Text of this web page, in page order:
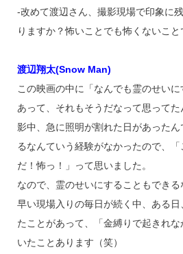
‐改めて渡辺さん、撮影現場で印象に
りますか？怖いことでも怖くないこと
渡辺翔太(Snow Man)
この映画の中に「なんでも霊のせい
あって、それもそうだなって思って
影中、急に照明が割れた日があった
るなんていう経験がなかったので、
だ！怖っ！」って思いました。
なので、霊のせいにすることもでき
早い現場入りの毎日が続く中、ある
たことがあって、「金縛りで起きれ
いたことあります（笑）